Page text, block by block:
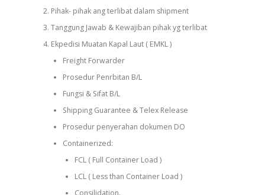
Pihak- pihak ang terlibat dalam shipment
Tanggung Jawab & Kewajiban pihak yg terlibat
Ekpedisi Muatan Kapal Laut ( EMKL )
Freight Forwarder
Prosedur Penrbitan B/L
Fungsi & Sifat B/L
Shipping Guarantee & Telex Release
Prosedur penyerahan dokumen DO
Containerized:
FCL ( Full Container Load )
LCL ( Less than Container Load )
Consilidation.